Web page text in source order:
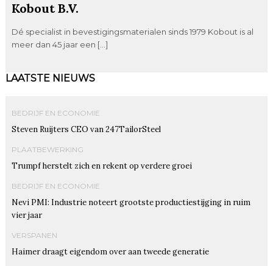
Kobout B.V.
Dé specialist in bevestigingsmaterialen sinds 1979 Kobout is al
meer dan 45 jaar een […]
LAATSTE NIEUWS
BEDRIJF EN ECONOMIE
Steven Ruijters CEO van 247TailorSteel
PLAATBEWERKING
Trumpf herstelt zich en rekent op verdere groei
BEDRIJF EN ECONOMIE
Nevi PMI: Industrie noteert grootste productiestijging in ruim
vier jaar
VERSPANEN
Haimer draagt eigendom over aan tweede generatie